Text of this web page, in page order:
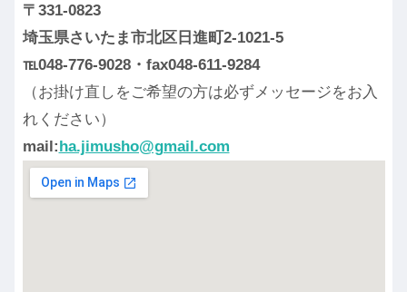
〒331-0823
埼玉県さいたま市北区日進町2-1021-5
℡048-776-9028・fax048-611-9284
（お掛け直しをご希望の方は必ずメッセージをお入
れください）
mail:ha.jimusho@gmail.com